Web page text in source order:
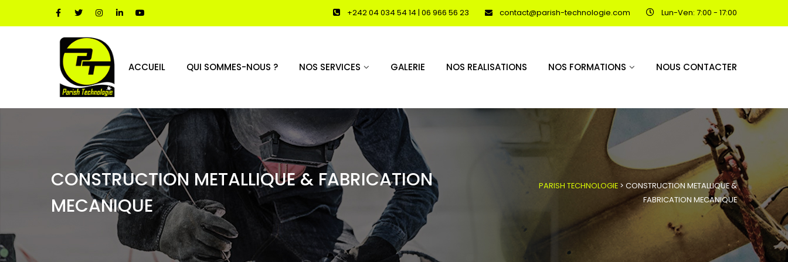
+242 04 034 54 14 | 06 966 56 23 contact@parish-technologie.com Lun-Ven: 7:00 - 17:00
ACCUEIL QUI SOMMES-NOUS ? NOS SERVICES GALERIE NOS REALISATIONS NOS FORMATIONS NOUS CONTACTER
CONSTRUCTION METALLIQUE & FABRICATION
MECANIQUE
PARISH TECHNOLOGIE > CONSTRUCTION METALLIQUE &
FABRICATION MECANIQUE